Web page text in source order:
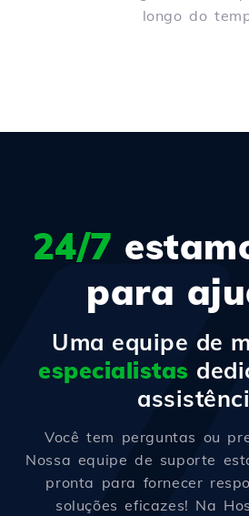
longo do
24/7
para
Uma equipe de
especialistas
Você tem perguntas ou
Nossa equipe de suporte
pronta para fornecer
soluções eficazes! Na